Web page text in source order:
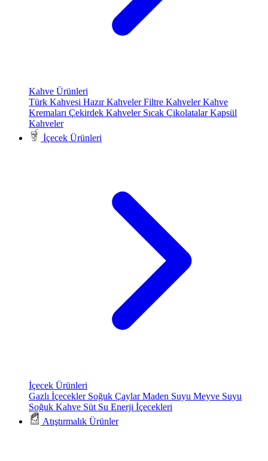
Kahve Ürünleri
Türk Kahvesi Hazır KahvelerFiltre KahvelerKahve
Kremaları Çekirdek Kahveler Sıcak ÇikolatalarKapsül
Kahveler
İçecek Ürünleri
İçecek Ürünleri
Gazlı İçecekler Soğuk ÇaylarMaden Suyu Meyve Suyu
Soğuk Kahve Süt Su Enerji İçecekleri
Atıştırmalık Ürünler